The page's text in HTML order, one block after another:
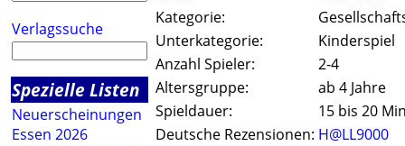
Verlagssuche
Spezielle Listen
Neuerscheinungen
Essen 2026
Kategorie:
Unterkategorie:
Kinderspiel
Anzahl Spieler:
2-4
Altersgruppe:
ab 4 Jahre
Spieldauer:
15 bis 20
Deutsche Rezensionen: H@LL9000